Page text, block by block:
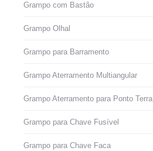
Grampo com Bastão
Grampo Olhal
Grampo para Barramento
Grampo Aterramento Multiangular
Grampo Aterramento para Ponto Terra
Grampo para Chave Fusível
Grampo para Chave Faca